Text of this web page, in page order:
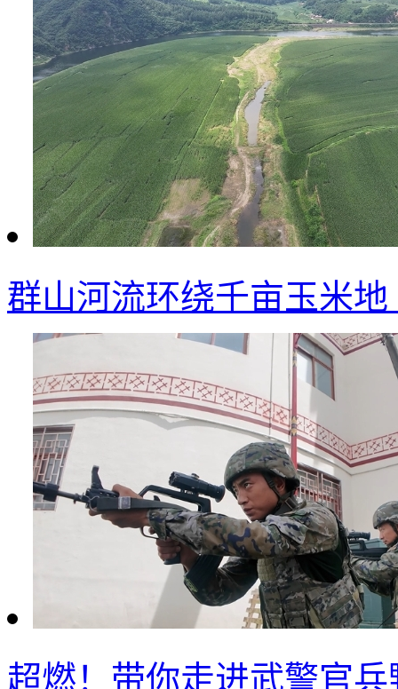
群山河流环绕千亩玉米地
超燃！带你走进武警官